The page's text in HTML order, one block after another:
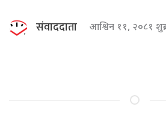
संवाददाता आश्विन ११, २०८१